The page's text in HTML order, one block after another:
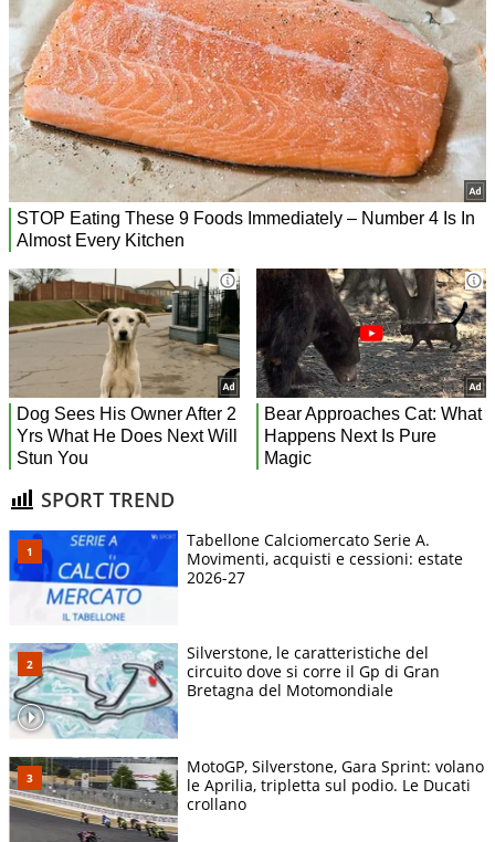
SPORT TREND
Tabellone Calciomercato Serie A.
Movimenti, acquisti e cessioni: estate
2026-27
Silverstone, le caratteristiche del
circuito dove si corre il Gp di Gran
Bretagna del Motomondiale
MotoGP, Silverstone, Gara Sprint: volano
le Aprilia, tripletta sul podio. Le Ducati
crollano